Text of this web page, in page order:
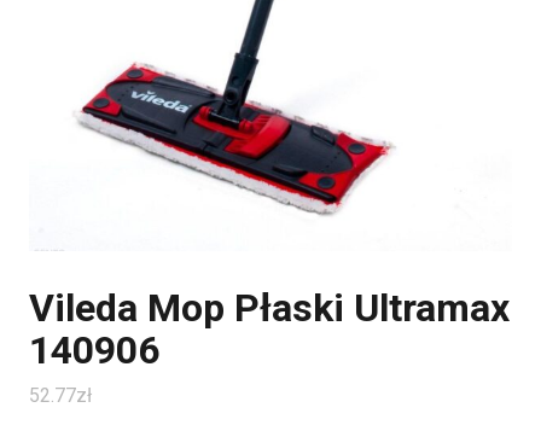
Vileda Mop Płaski Ultramax
140906
52.77zł